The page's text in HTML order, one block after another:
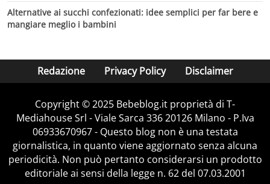
Alternative ai succhi confezionati: idee semplici per far bere e
mangiare meglio i bambini
Redazione Privacy Policy Disclaimer
Copyright © 2025 Bebeblog.it proprietà di T-
Mediahouse Srl - Viale Sarca 336 20126 Milano - P.Iva
06933670967 - Questo blog non è una testata
giornalistica, in quanto viene aggiornato senza alcuna
periodicità. Non può pertanto considerarsi un prodotto
editoriale ai sensi della legge n. 62 del 07.03.2001